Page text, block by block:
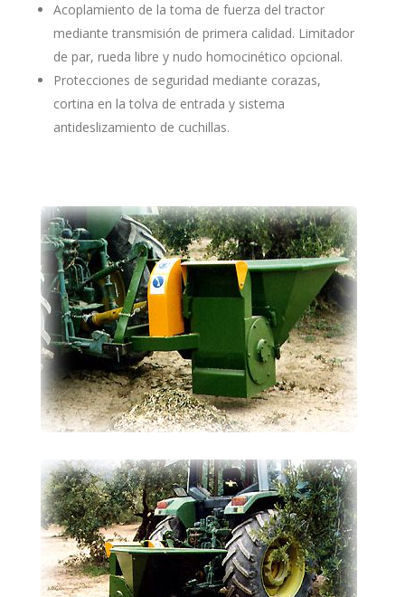
Acoplamiento de la toma de fuerza del tractor
mediante transmisión de primera calidad. Limitador
de par, rueda libre y nudo homocinético opcional.
Protecciones de seguridad mediante corazas,
cortina en la tolva de entrada y sistema
antideslizamiento de cuchillas.